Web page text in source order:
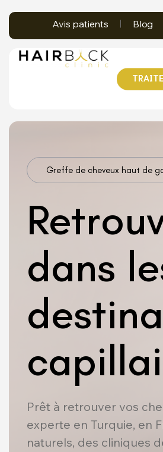
Avis patients Blog
Greffe de cheveux haut de
dans
Prêt à retrouver vos
experte en Turquie, en
naturels, des cliniques